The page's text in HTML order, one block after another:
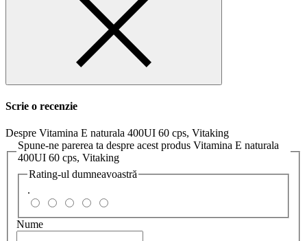
Scrie o recenzie
Despre Vitamina E naturala 400UI 60 cps, Vitaking
Spune-ne parerea ta despre acest produs Vitamina E naturala
400UI 60 cps, Vitaking
Rating-ul dumneavoastră
.
Nume